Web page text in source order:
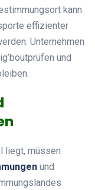
kann
effizienter
Unternehmen
und
liegt, müssen
und